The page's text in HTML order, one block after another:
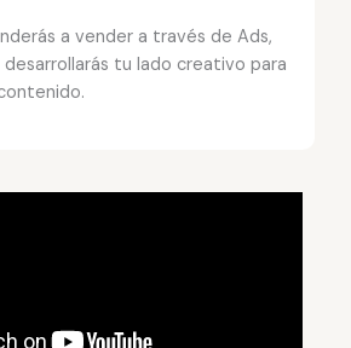
a vender a través de Ads,
tu lado creativo para